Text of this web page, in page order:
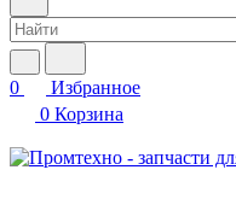
0
Избранное
0 Корзина